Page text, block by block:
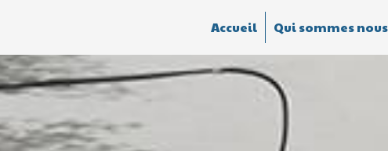
Accueil Qui sommes